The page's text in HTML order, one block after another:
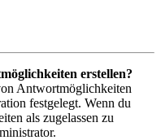
erstellen?
Antwortmöglichkeiten
festgelegt. Wenn du
als zugelassen zu